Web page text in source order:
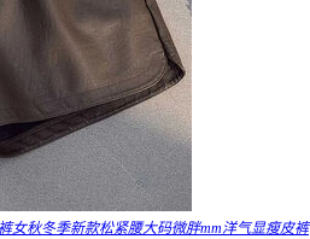
女秋冬季新款松紧腰大码微胖mm洋气显瘦皮裤